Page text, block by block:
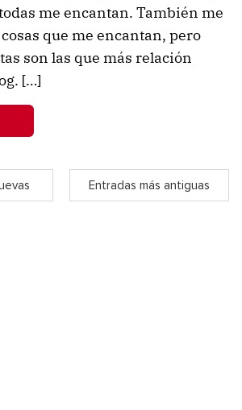
me encantan. También me
que me encantan, pero
son las que más relación
[…]
Entradas más antiguas